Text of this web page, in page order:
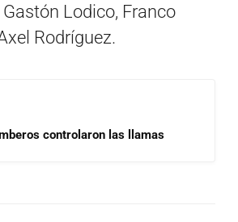
Lodico, Franco
Rodríguez.
controlaron las llamas